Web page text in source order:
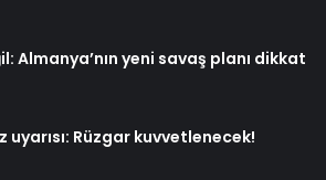
Almanya’nın yeni savaş planı dikkat
uyarısı: Rüzgar kuvvetlenecek!